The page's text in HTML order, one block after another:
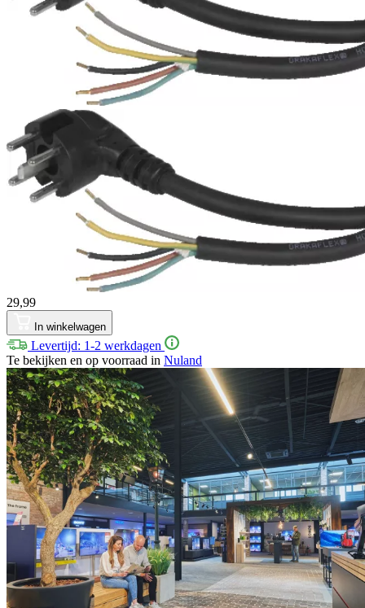
29,99
In winkelwagen
Levertijd: 1-2 werkdagen
Te bekijken en op voorraad in Nuland